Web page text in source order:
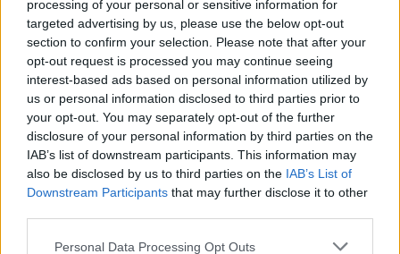
processing of your personal or sensitive information for
targeted advertising by us, please use the below opt-out
section to confirm your selection. Please note that after your
opt-out request is processed you may continue seeing
interest-based ads based on personal information utilized by
us or personal information disclosed to third parties prior to
your opt-out. You may separately opt-out of the further
disclosure of your personal information by third parties on the
IAB’s list of downstream participants. This information may
also be disclosed by us to third parties on the IAB’s List of
Downstream Participants that may further disclose it to other
Personal Data Processing Opt Outs
Publicidad